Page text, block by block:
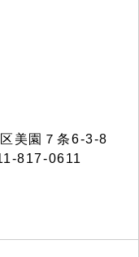
美園７条6-3-8
817-0611